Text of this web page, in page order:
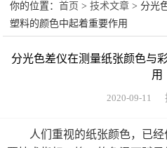
日本电色仪器
试剂胶水耗材
你的位置：首页 >技术文章 > 分光
塑料的颜色中起着重要作用
分光色差仪在测量纸张颜色与
用
2020-09-11
人们重视的纸张颜色，已经